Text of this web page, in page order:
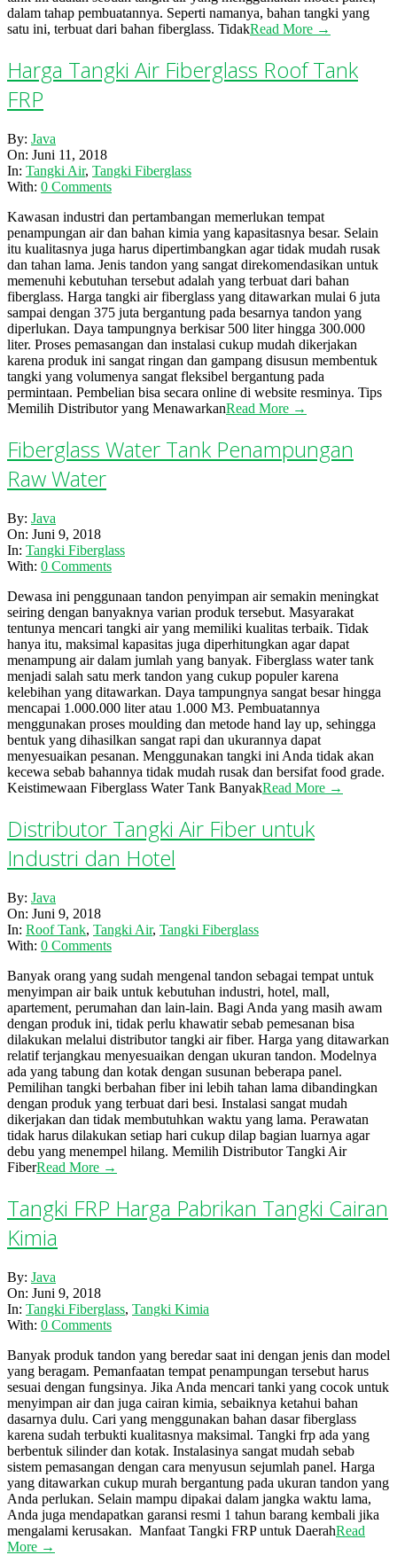
dalam tahap pembuatannya. Seperti namanya, bahan tangki yang
satu ini, terbuat dari bahan fiberglass. TidakRead More →
Harga Tangki Air Fiberglass Roof Tank
FRP
2018-
06-
11
By: Java
On: Juni 11, 2018
In: Tangki Air, Tangki Fiberglass
With: 0 Comments
Kawasan industri dan pertambangan memerlukan tempat
penampungan air dan bahan kimia yang kapasitasnya besar. Selain
itu kualitasnya juga harus dipertimbangkan agar tidak mudah rusak
dan tahan lama. Jenis tandon yang sangat direkomendasikan untuk
memenuhi kebutuhan tersebut adalah yang terbuat dari bahan
fiberglass. Harga tangki air fiberglass yang ditawarkan mulai 6 juta
sampai dengan 375 juta bergantung pada besarnya tandon yang
diperlukan. Daya tampungnya berkisar 500 liter hingga 300.000
liter. Proses pemasangan dan instalasi cukup mudah dikerjakan
karena produk ini sangat ringan dan gampang disusun membentuk
tangki yang volumenya sangat fleksibel bergantung pada
permintaan. Pembelian bisa secara online di website resminya. Tips
Memilih Distributor yang MenawarkanRead More →
Fiberglass Water Tank Penampungan
Raw Water
2018-
06-
09
By: Java
On: Juni 9, 2018
In: Tangki Fiberglass
With: 0 Comments
Dewasa ini penggunaan tandon penyimpan air semakin meningkat
seiring dengan banyaknya varian produk tersebut. Masyarakat
tentunya mencari tangki air yang memiliki kualitas terbaik. Tidak
hanya itu, maksimal kapasitas juga diperhitungkan agar dapat
menampung air dalam jumlah yang banyak. Fiberglass water tank
menjadi salah satu merk tandon yang cukup populer karena
kelebihan yang ditawarkan. Daya tampungnya sangat besar hingga
mencapai 1.000.000 liter atau 1.000 M3. Pembuatannya
menggunakan proses moulding dan metode hand lay up, sehingga
bentuk yang dihasilkan sangat rapi dan ukurannya dapat
menyesuaikan pesanan. Menggunakan tangki ini Anda tidak akan
kecewa sebab bahannya tidak mudah rusak dan bersifat food grade.
Keistimewaan Fiberglass Water Tank BanyakRead More →
Distributor Tangki Air Fiber untuk
Industri dan Hotel
2018-
06-
09
By: Java
On: Juni 9, 2018
In: Roof Tank, Tangki Air, Tangki Fiberglass
With: 0 Comments
Banyak orang yang sudah mengenal tandon sebagai tempat untuk
menyimpan air baik untuk kebutuhan industri, hotel, mall,
apartement, perumahan dan lain-lain. Bagi Anda yang masih awam
dengan produk ini, tidak perlu khawatir sebab pemesanan bisa
dilakukan melalui distributor tangki air fiber. Harga yang ditawarkan
relatif terjangkau menyesuaikan dengan ukuran tandon. Modelnya
ada yang tabung dan kotak dengan susunan beberapa panel.
Pemilihan tangki berbahan fiber ini lebih tahan lama dibandingkan
dengan produk yang terbuat dari besi. Instalasi sangat mudah
dikerjakan dan tidak membutuhkan waktu yang lama. Perawatan
tidak harus dilakukan setiap hari cukup dilap bagian luarnya agar
debu yang menempel hilang. Memilih Distributor Tangki Air
FiberRead More →
Tangki FRP Harga Pabrikan Tangki Cairan
Kimia
2018-
06-
09
By: Java
On: Juni 9, 2018
In: Tangki Fiberglass, Tangki Kimia
With: 0 Comments
Banyak produk tandon yang beredar saat ini dengan jenis dan model
yang beragam. Pemanfaatan tempat penampungan tersebut harus
sesuai dengan fungsinya. Jika Anda mencari tanki yang cocok untuk
menyimpan air dan juga cairan kimia, sebaiknya ketahui bahan
dasarnya dulu. Cari yang menggunakan bahan dasar fiberglass
karena sudah terbukti kualitasnya maksimal. Tangki frp ada yang
berbentuk silinder dan kotak. Instalasinya sangat mudah sebab
sistem pemasangan dengan cara menyusun sejumlah panel. Harga
yang ditawarkan cukup murah bergantung pada ukuran tandon yang
Anda perlukan. Selain mampu dipakai dalam jangka waktu lama,
Anda juga mendapatkan garansi resmi 1 tahun barang kembali jika
mengalami kerusakan. Manfaat Tangki FRP untuk DaerahRead
More →